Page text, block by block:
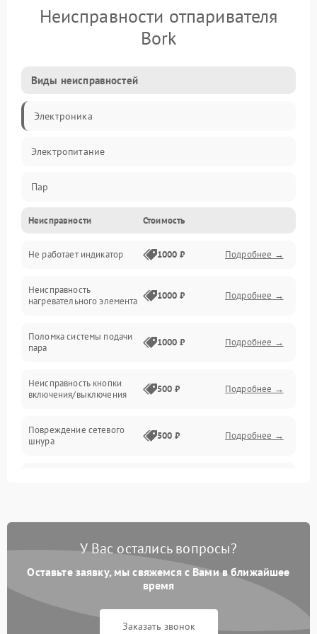
Неисправности отпаривателя
Bork
Виды неисправностей
Электроника
Электропитание
Пар
Герметичность
Механические повреждения
Неисправности Стоимость
Не работает индикатор 1000 ₽ Подробнее →
Неисправность
нагревательного элемента
1000 ₽ Подробнее →
Поломка системы подачи
пара
1000 ₽ Подробнее →
Неисправность кнопки
включения/выключения
500 ₽ Подробнее →
Повреждение сетевого
шнура
500 ₽ Подробнее →
Поломка системы
500 ₽ Подробнее →
Поломка системы защиты
У Вас остались вопросы?
Оставьте заявку, мы свяжемся с Вами в ближайшее
время
Заказать звонок